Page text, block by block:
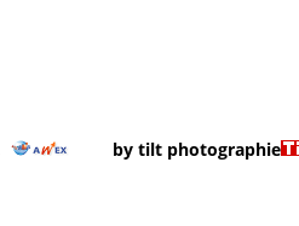
by tilt photographie